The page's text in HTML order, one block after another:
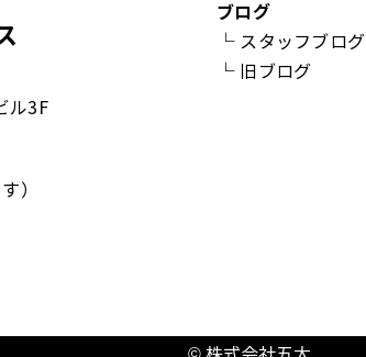
ル3F
）
ブログ
└ スタッフブログ
└ 旧ブログ